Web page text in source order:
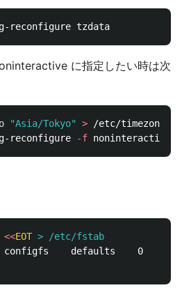
に指定したい時は次
"Asia/Tokyo" >
reconfigure -f
<<EOT